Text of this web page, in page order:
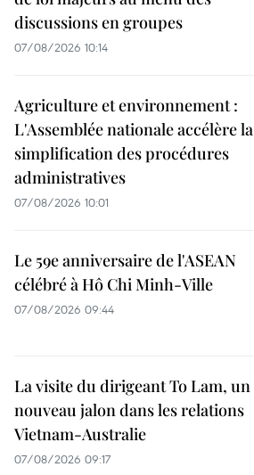
discussions en groupes
07/08/2026 10:14
Agriculture et environnement :
L'Assemblée nationale accélère la
simplification des procédures
administratives
07/08/2026 10:01
Le 59e anniversaire de l'ASEAN
célébré à Hô Chi Minh-Ville
07/08/2026 09:44
La visite du dirigeant To Lam, un
nouveau jalon dans les relations
Vietnam-Australie
07/08/2026 09:17